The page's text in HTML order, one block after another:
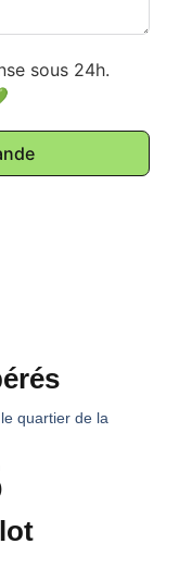
quartier de la
sous 24h.